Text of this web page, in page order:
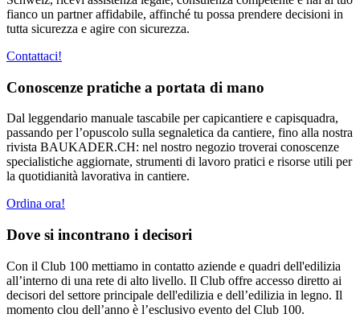
fianco un partner affidabile, affinché tu possa prendere decisioni in
tutta sicurezza e agire con sicurezza.
Contattaci!
Conoscenze pratiche a portata di mano
Dal leggendario manuale tascabile per capicantiere e capisquadra,
passando per l’opuscolo sulla segnaletica da cantiere, fino alla nostra
rivista BAUKADER.CH: nel nostro negozio troverai conoscenze
specialistiche aggiornate, strumenti di lavoro pratici e risorse utili per
la quotidianità lavorativa in cantiere.
Ordina ora!
Dove si incontrano i decisori
Con il Club 100 mettiamo in contatto aziende e quadri dell'edilizia
all’interno di una rete di alto livello. Il Club offre accesso diretto ai
decisori del settore principale dell'edilizia e dell’edilizia in legno. Il
momento clou dell’anno è l’esclusivo evento del Club 100.